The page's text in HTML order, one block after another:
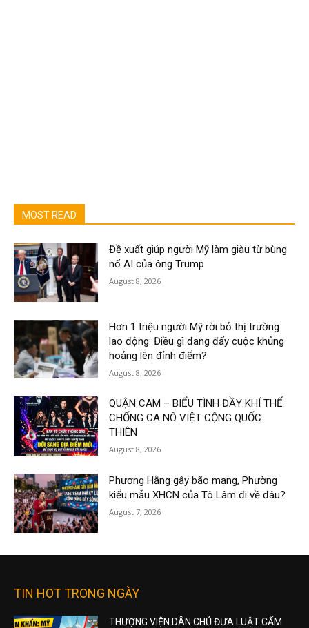
MOST READ
Đề xuất giúp người Mỹ làm giàu từ bùng
nổ AI của ông Trump
August 8, 2026
Hơn 1 triệu người Mỹ rời bỏ thị trường
lao động: Điều gì đang đẩy cuộc khủng
hoảng lên đỉnh điểm?
August 8, 2026
QUẬN CAM – BIỂU TÌNH ĐẦY KHÍ THẾ
CHỐNG CA NÔ VIỆT CỘNG QUỐC
THIÊN
August 8, 2026
Phương Hằng gây bão mạng, Phường
kiểu mẫu XHCN của Tô Lâm đi về đâu?
August 7, 2026
TIN HOT TRONG NGÀY
THƯỢNG VIỆN DÂN CHỦ ĐƯA LUẬT CẤM